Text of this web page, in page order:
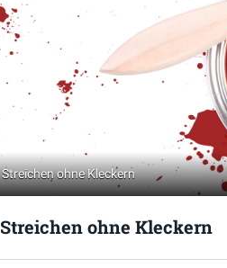
Streichen ohne Kleckern
Streichen ohne Kleckern